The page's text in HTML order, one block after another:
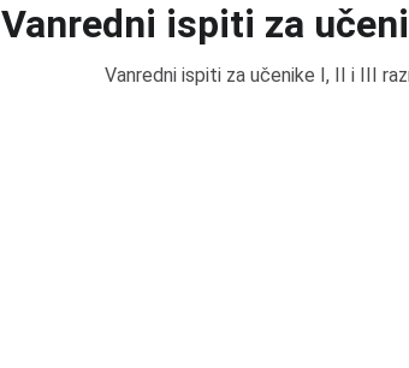
Vanredni ispiti za
Vanredni ispiti za učenike I, II i III